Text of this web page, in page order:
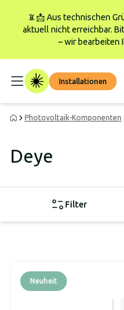
📵📩 Aus technischen
aktuell nicht erreichbar.
– wir bearbeiten
Installationen
Photovoltaik-Komponenten
Deye
Filter
Neuheit